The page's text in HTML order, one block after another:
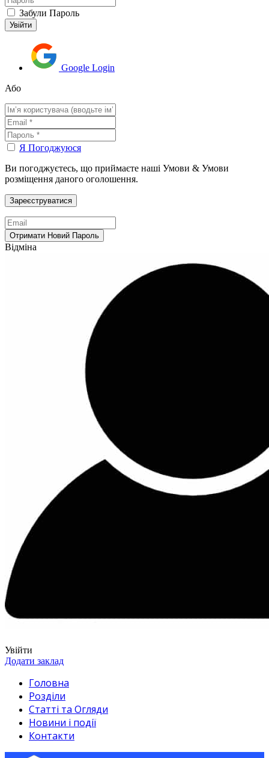
Забули Пароль
Google Login
Або
Я Погоджуюся
Ви погоджуєтесь, що приймаєте наші Умови & Умови
розміщення даного оголошення.
Відміна
Увійти
Додати заклад
Головна
Розділи
Статті та Огляди
Новини і події
Контакти